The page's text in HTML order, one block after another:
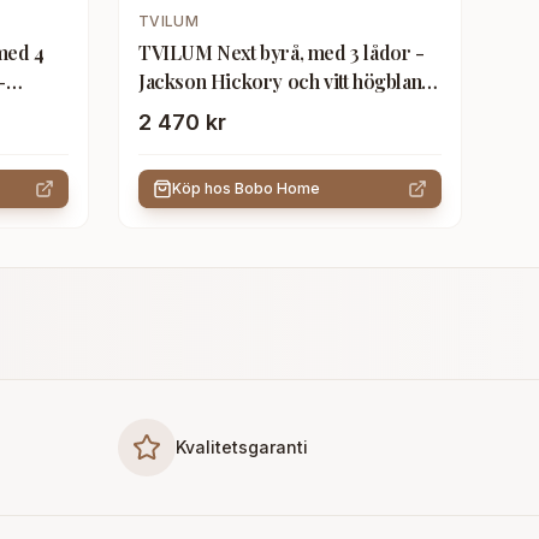
4
TVILUM
TVILUM Next byrå, med 3 lådor -
Jackson Hickory och vitt högblankt
trä
2 470 kr
Köp hos Bobo Home
Kvalitetsgaranti